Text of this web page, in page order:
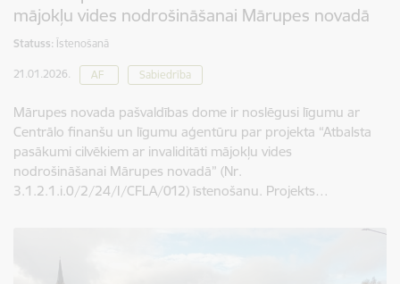
mājokļu vides nodrošināšanai Mārupes novadā
Statuss: Īstenošanā
21.01.2026. AF Sabiedrība
Mārupes novada pašvaldības dome ir noslēgusi līgumu ar
Centrālo finanšu un līgumu aģentūru par projekta “Atbalsta
pasākumi cilvēkiem ar invaliditāti mājokļu vides
nodrošināšanai Mārupes novadā” (Nr.
3.1.2.1.i.0/2/24/I/CFLA/012) īstenošanu. Projekts…